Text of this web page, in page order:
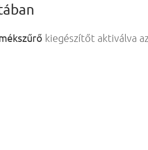
kiegészítőt aktiválva